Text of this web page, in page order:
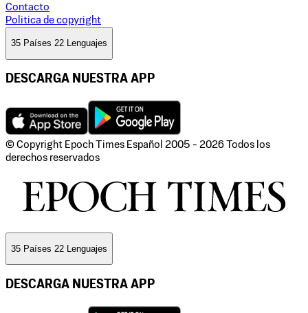
Contacto
Politica de copyright
35 Países 22 Lenguajes
DESCARGA NUESTRA APP
© Copyright Epoch Times Español 2005 - 2026 Todos los
derechos reservados
35 Países 22 Lenguajes
DESCARGA NUESTRA APP